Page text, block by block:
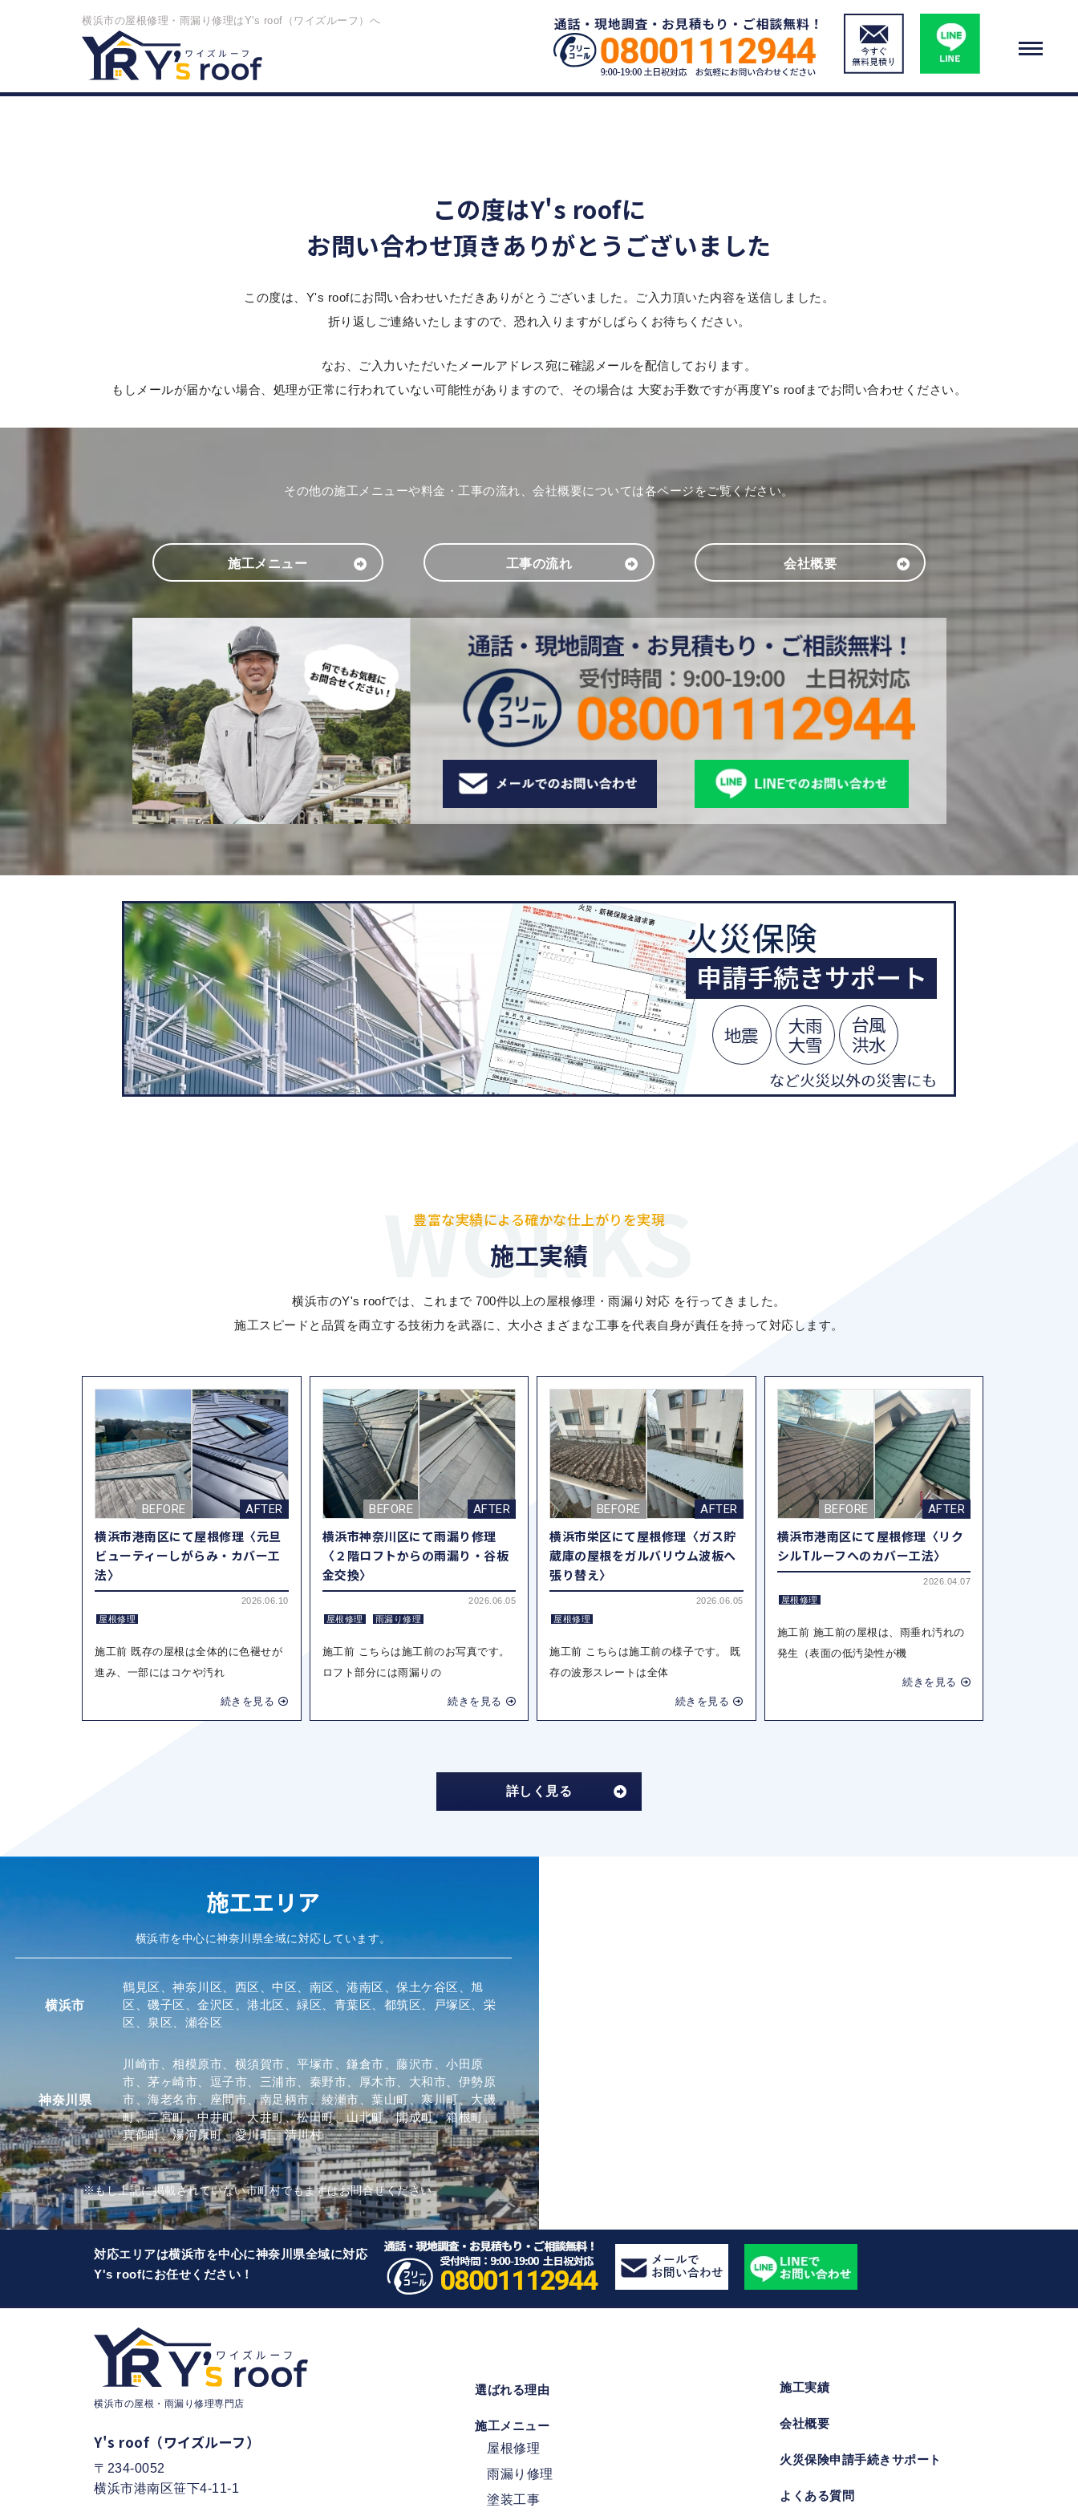
横浜市の屋根修理・雨漏り修理はY's roof（ワイズルーフ）へ
この度はY's roofに
お問い合わせ頂きありがとうございました
この度は、Y's roofにお問い合わせいただきありがとうございました。ご入力頂いた内容を送信しました。
折り返しご連絡いたしますので、恐れ入りますがしばらくお待ちください。
なお、ご入力いただいたメールアドレス宛に確認メールを配信しております。
もしメールが届かない場合、処理が正常に行われていない可能性がありますので、その場合は 大変お手数ですが再度Y's roofまでお問い合わせください。
その他の施工メニューや料金・工事の流れ、会社概要については各ページをご覧ください。
施工メニュー 工事の流れ 会社概要
豊富な実績による確かな仕上がりを実現
施工実績
横浜市のY's roofでは、これまで 700件以上の屋根修理・雨漏り対応 を行ってきました。
施工スピードと品質を両立する技術力を武器に、大小さまざまな工事を代表自身が責任を持って対応します。
横浜市港南区にて屋根修理〈元旦
ビューティーしがらみ・カバー工
法〉
2026.06.10
屋根修理
施工前 既存の屋根は全体的に色褪せが
進み、一部にはコケや汚れ
続きを見る
横浜市神奈川区にて雨漏り修理
〈２階ロフトからの雨漏り・谷板
金交換〉
2026.06.05
屋根修理
雨漏り修理
施工前 こちらは施工前のお写真です。
ロフト部分には雨漏りの
続きを見る
横浜市栄区にて屋根修理〈ガス貯
蔵庫の屋根をガルバリウム波板へ
張り替え〉
2026.06.05
屋根修理
施工前 こちらは施工前の様子です。 既
存の波形スレートは全体
続きを見る
横浜市港南区にて屋根修理〈リク
シルTルーフへのカバー工法〉
2026.04.07
屋根修理
施工前 施工前の屋根は、雨垂れ汚れの
発生（表面の低汚染性が機
続きを見る
詳しく見る
施工エリア
横浜市を中心に神奈川県全域に対応しています。
横浜市
鶴見区、神奈川区、西区、中区、南区、港南区、保土ケ谷区、旭
区、磯子区、金沢区、港北区、緑区、青葉区、都筑区、戸塚区、栄
区、泉区、瀬谷区
神奈川県
川崎市、相模原市、横須賀市、平塚市、鎌倉市、藤沢市、小田原
市、茅ヶ崎市、逗子市、三浦市、秦野市、厚木市、大和市、伊勢原
市、海老名市、座間市、南足柄市、綾瀬市、葉山町、寒川町、大磯
町、二宮町、中井町、大井町、松田町、山北町、開成町、箱根町、
真鶴町、湯河原町、愛川町、清川村
※もし上記に掲載されていない市町村でもまずはお問合せください。
対応エリアは横浜市を中心に神奈川県全域に対応
Y's roofにお任せください！
横浜市の屋根・雨漏り修理専門店
Y's roof（ワイズルーフ）
〒234-0052
横浜市港南区笹下4-11-1
選ばれる理由
施工メニュー
屋根修理
雨漏り修理
塗装工事
施工実績
会社概要
火災保険申請手続きサポート
よくある質問